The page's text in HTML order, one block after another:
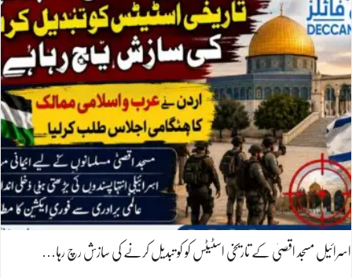
اسرائیل مسجد اقصیٰ کے تاریخی اسٹیٹس کو کو تبدیل کرنے کی سازش رچ رہا…